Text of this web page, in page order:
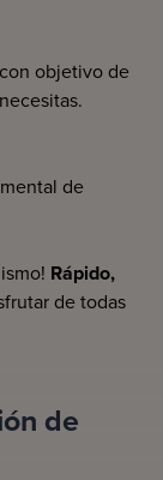
objetivo de
de
Rápido,
de todas
de